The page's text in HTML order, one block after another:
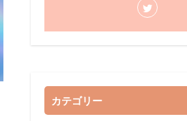
カテゴリー